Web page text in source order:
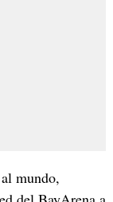
mundo,